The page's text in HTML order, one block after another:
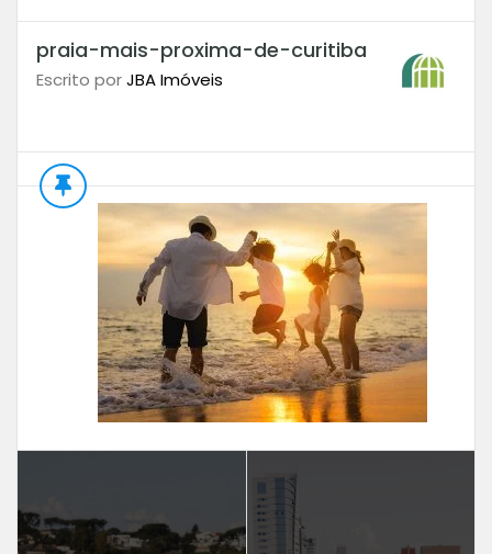
praia-mais-proxima-de-curitiba
Escrito porJBA Imóveis